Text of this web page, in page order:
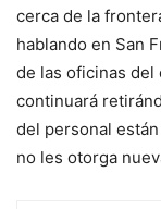
cerca de la
hablando en San
de las oficinas del
continuará
del personal
no les otorga